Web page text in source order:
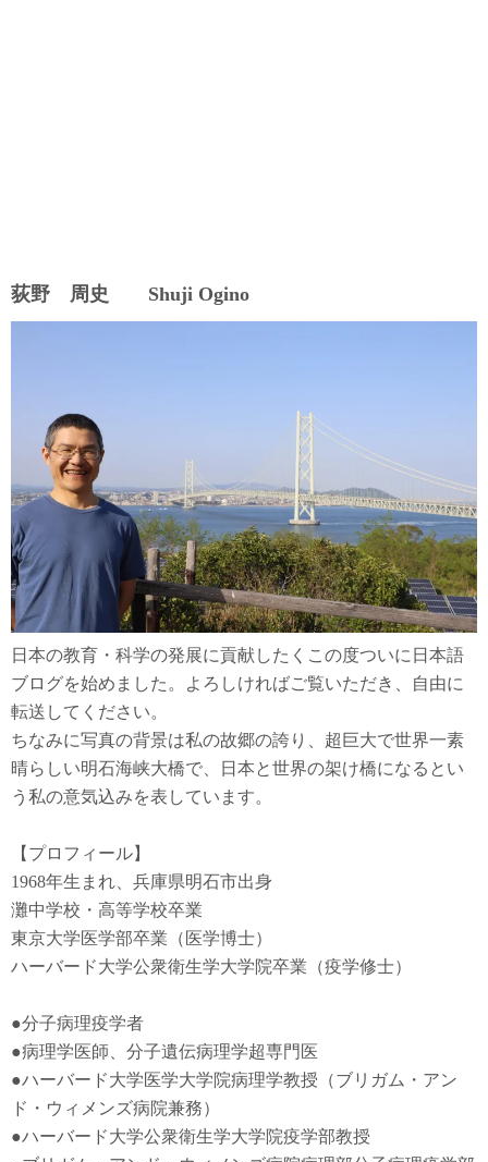
荻野 周史 Shuji Ogino
日本の教育・科学の発展に貢献したくこの度ついに日本語
ブログを始めました。よろしければご覧いただき、自由に
転送してください。
ちなみに写真の背景は私の故郷の誇り、超巨大で世界一素
晴らしい明石海峡大橋で、日本と世界の架け橋になるとい
う私の意気込みを表しています。
【プロフィール】
1968年生まれ、兵庫県明石市出身
灘中学校・高等学校卒業
東京大学医学部卒業（医学博士）
ハーバード大学公衆衛生学大学院卒業（疫学修士）
●分子病理疫学者
●病理学医師、分子遺伝病理学超専門医
●ハーバード大学医学大学院病理学教授（ブリガム・アン
ド・ウィメンズ病院兼務）
●ハーバード大学公衆衛生学大学院疫学部教授